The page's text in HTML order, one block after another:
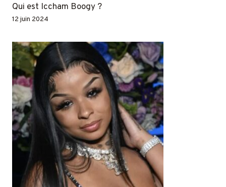
Qui est Iccham Boogy ?
12 juin 2024